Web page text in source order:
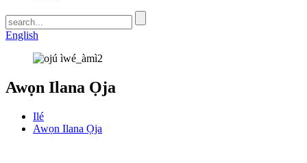
English
Awọn Ilana Ọja
Ilé
Awọn Ilana Ọja